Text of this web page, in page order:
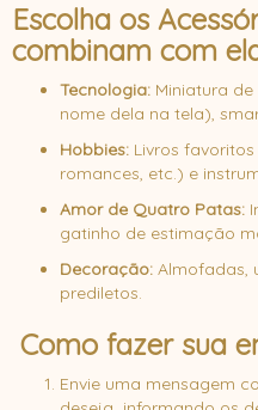
Escolha os
combinam com
Tecnologia: Miniatura
nome dela na tela),
Hobbies: Livros
romances, etc.) e
Amor de Quatro Patas:
gatinho de estimação
Decoração: Almofadas,
prediletos.
Como fazer sua
Envie uma mensagem